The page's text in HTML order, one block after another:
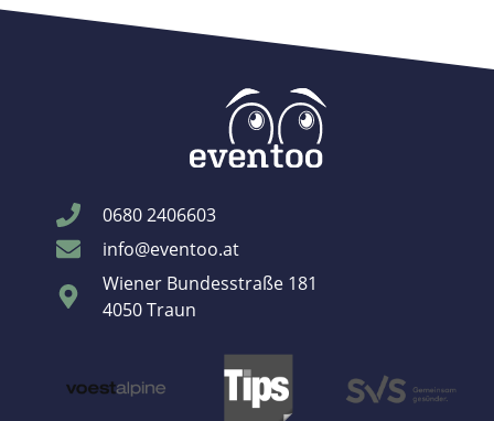
0680 2406603
info@eventoo.at
Wiener Bundesstraße 181
4050 Traun